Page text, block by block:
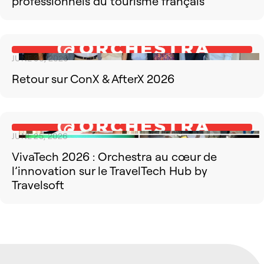
JUNE 30, 2026
Retour sur ConX & AfterX 2026
JUNE 25, 2026
VivaTech 2026 : Orchestra au cœur de
l’innovation sur le TravelTech Hub by
Travelsoft